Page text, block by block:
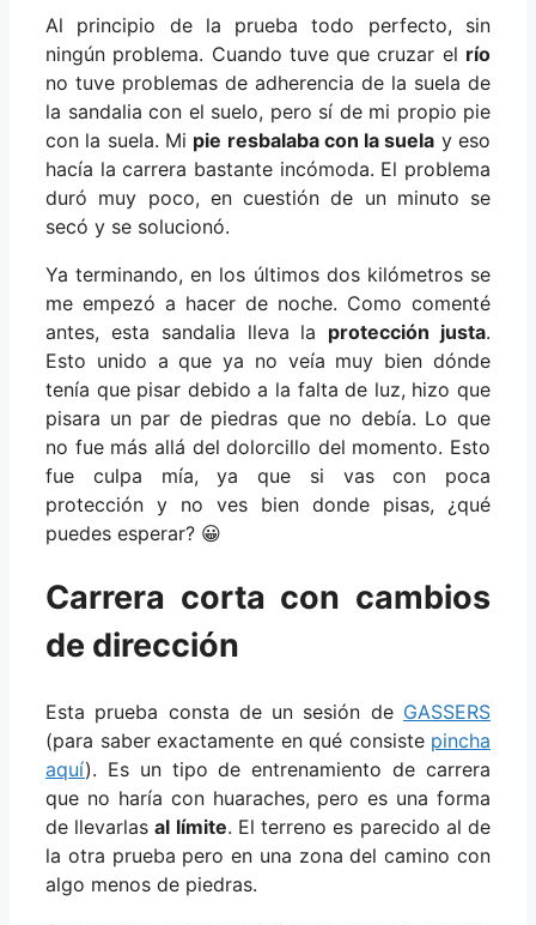
Al principio de la prueba todo perfecto, sin
ningún problema. Cuando tuve que cruzar el río
no tuve problemas de adherencia de la suela de
la sandalia con el suelo, pero sí de mi propio pie
con la suela. Mi pie resbalaba con la suela y eso
hacía la carrera bastante incómoda. El problema
duró muy poco, en cuestión de un minuto se
secó y se solucionó.
Ya terminando, en los últimos dos kilómetros se
me empezó a hacer de noche. Como comenté
antes, esta sandalia lleva la protección justa.
Esto unido a que ya no veía muy bien dónde
tenía que pisar debido a la falta de luz, hizo que
pisara un par de piedras que no debía. Lo que
no fue más allá del dolorcillo del momento. Esto
fue culpa mía, ya que si vas con poca
protección y no ves bien donde pisas, ¿qué
puedes esperar? 😀
Carrera corta con cambios
de dirección
Esta prueba consta de un sesión de GASSERS
(para saber exactamente en qué consiste pincha
aquí). Es un tipo de entrenamiento de carrera
que no haría con huaraches, pero es una forma
de llevarlasal límite. El terreno es parecido al de
la otra prueba pero en una zona del camino con
algo menos de piedras.